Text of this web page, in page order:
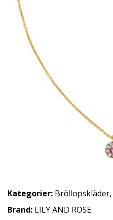
Kategorier: Bröllopskläder,
Brand: LILY AND ROSE